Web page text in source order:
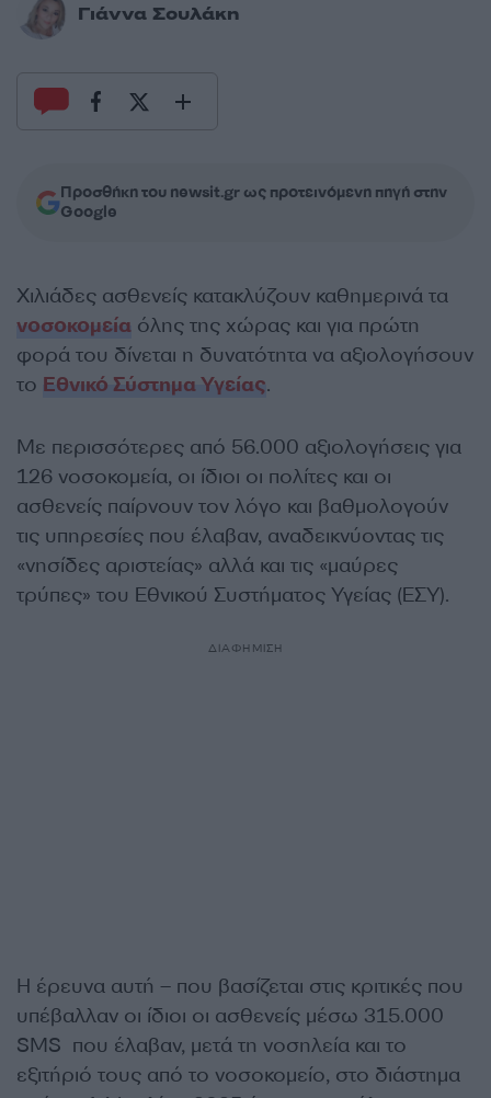
Γιάννα Σουλάκη
Προσθήκη του newsit.gr ως προτεινόμενη πηγή στην
Google
Χιλιάδες ασθενείς κατακλύζουν καθημερινά τα
νοσοκομεία όλης της χώρας και για πρώτη
φορά του δίνεται η δυνατότητα να αξιολογήσουν
το Εθνικό Σύστημα Υγείας.
Με περισσότερες από 56.000 αξιολογήσεις για
126 νοσοκομεία, οι ίδιοι οι πολίτες και οι
ασθενείς παίρνουν τον λόγο και βαθμολογούν
τις υπηρεσίες που έλαβαν, αναδεικνύοντας τις
«νησίδες αριστείας» αλλά και τις «μαύρες
τρύπες» του Εθνικού Συστήματος Υγείας (ΕΣΥ).
ΔΙΑΦΗΜΙΣΗ
Η έρευνα αυτή – που βασίζεται στις κριτικές που
υπέβαλλαν οι ίδιοι οι ασθενείς μέσω 315.000
SMS που έλαβαν, μετά τη νοσηλεία και το
εξιτήριό τους από το νοσοκομείο, στο διάστημα